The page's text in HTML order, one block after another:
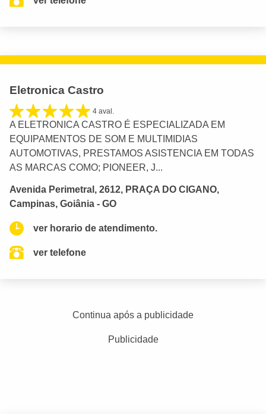
Eletronica Castro
4 aval.
A ELETRONICA CASTRO É ESPECIALIZADA EM
EQUIPAMENTOS DE SOM E MULTIMIDIAS
AUTOMOTIVAS, PRESTAMOS ASISTENCIA EM TODAS
AS MARCAS COMO; PIONEER, J...
Avenida Perimetral, 2612, PRAÇA DO CIGANO,
Campinas, Goiânia - GO
ver horario de atendimento.
ver telefone
Continua após a publicidade
Publicidade